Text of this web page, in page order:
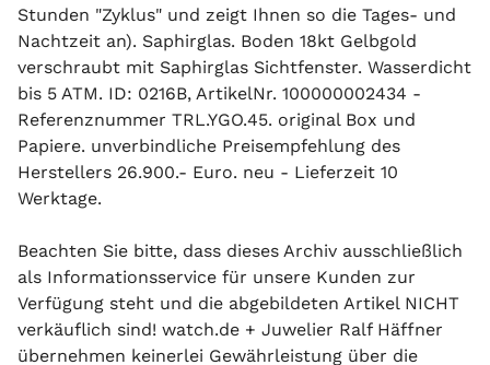
Stunden "Zyklus" und zeigt Ihnen so die Tages- und
Nachtzeit an). Saphirglas. Boden 18kt Gelbgold
verschraubt mit Saphirglas Sichtfenster. Wasserdicht
bis 5 ATM. ID: 0216B, ArtikelNr. 100000002434 -
Referenznummer TRL.YGO.45. original Box und
Papiere. unverbindliche Preisempfehlung des
Herstellers 26.900.- Euro. neu - Lieferzeit 10
Werktage.
Beachten Sie bitte, dass dieses Archiv ausschließlich
als Informationsservice für unsere Kunden zur
Verfügung steht und die abgebildeten Artikel NICHT
verkäuflich sind! watch.de + Juwelier Ralf Häffner
übernehmen keinerlei Gewährleistung über die